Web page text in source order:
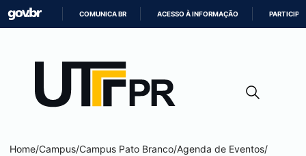
CONTEÚDO
COMUNICA BR ACESSO À INFORMAÇÃO PARTICIPE
Home/Campus/Campus Pato Branco/Agenda de Eventos/